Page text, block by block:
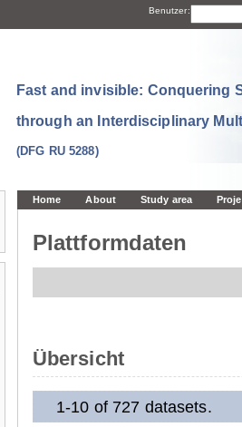
Benutzer:
Fast and invisible: Conquering
through an Interdisciplinary
(DFG RU 5288)
Home About Study area
Plattformdaten
Übersicht
1-10 of 727 datasets.